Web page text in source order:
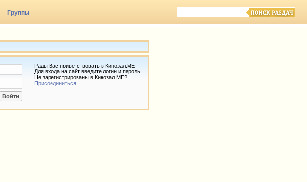
Группы
Рады Вас приветствовать в Кинозал.МЕ
Для входа на сайт введите логин и пароль
Не зарегистрированы в Кинозал.МЕ?
Присоединиться